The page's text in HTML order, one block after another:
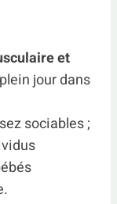
et
jour dans
sociables ;